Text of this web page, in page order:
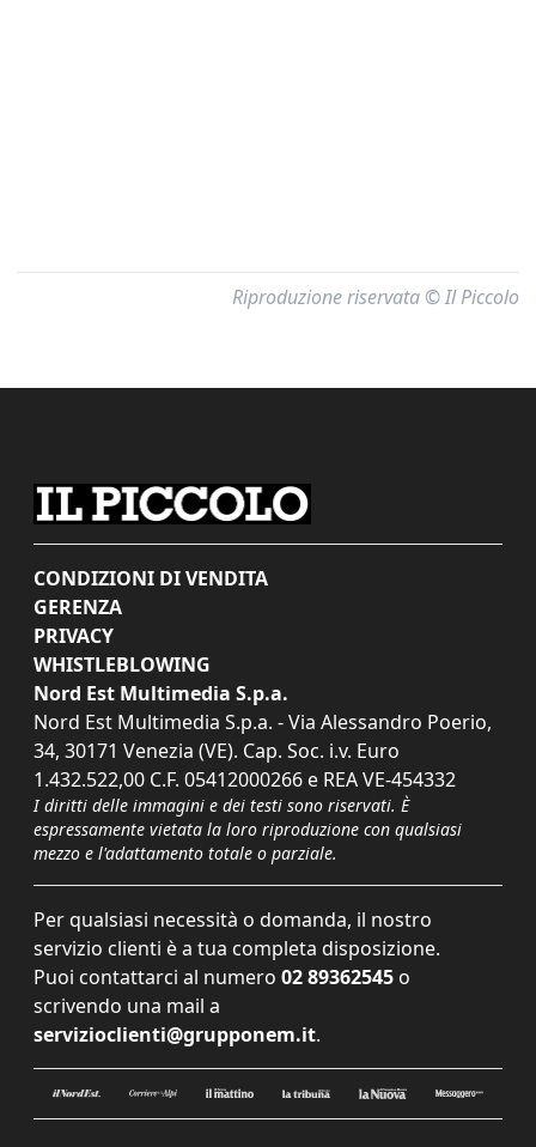
Riproduzione riservata © Il Piccolo
CONDIZIONI DI VENDITA
GERENZA
PRIVACY
WHISTLEBLOWING
Nord Est Multimedia S.p.a.
Nord Est Multimedia S.p.a. - Via Alessandro Poerio,
34, 30171 Venezia (VE). Cap. Soc. i.v. Euro
1.432.522,00 C.F. 05412000266 e REA VE-454332
I diritti delle immagini e dei testi sono riservati. È
espressamente vietata la loro riproduzione con qualsiasi
mezzo e l'adattamento totale o parziale.
Per qualsiasi necessità o domanda, il nostro
servizio clienti è a tua completa disposizione.
Puoi contattarci al numero 02 89362545 o
scrivendo una mail a
servizioclienti@grupponem.it.